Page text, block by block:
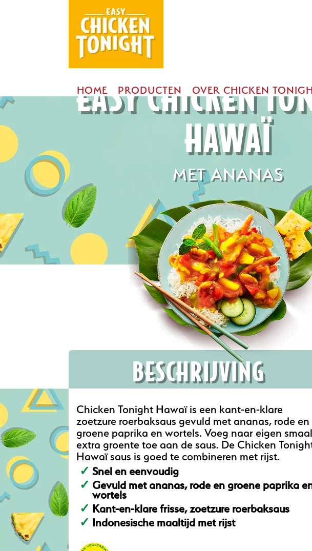
HOME PRODUCTEN OVER CHICKEN
EASY CHICKEN
HAWAÏ
MET ANANAS
BESCHRIJVING
Chicken Tonight Hawaï is een kant-en-klare
zoetzure roerbaksaus gevuld met ananas, rode en
groene paprika en wortels. Voeg naar eigen
extra groente toe aan de saus. De Chicken
Hawaï saus is goed te combineren met rijst.
Snel en eenvoudig
Gevuld met ananas, rode en groene paprika
wortels
Kant-en-klare frisse, zoetzure roerbaksaus
Indonesische maaltijd met rijst